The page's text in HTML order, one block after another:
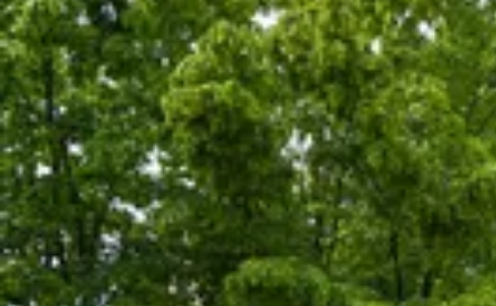
ε
ε
δ
ώ
: